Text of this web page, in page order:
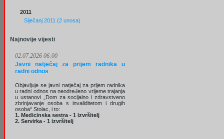
2011
Siječanj 2011 (2 unosa)
Najnovije vijesti
02.07.2026 06:00
Javni natječaj za prijem radnika u
radni odnos
Objavljuje se javni natječaj za prijem radnika
u radni odnos na neodređeno vrijeme trajanja
u ustanovi „Dom za socijalno i zdravstveno
zbrinjavanje osoba s invaliditetom i drugih
osoba“ Stolac, i to:
1. Medicinska sestra - 1 izvršitelj
2. Servirka - 1 izvršitelj